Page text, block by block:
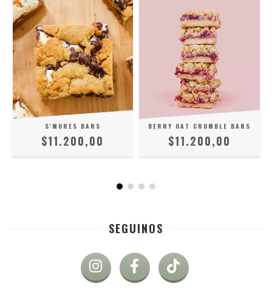
S'MORES BARS
$11.200,00
BERRY OAT CRUMBLE BARS
$11.200,00
SEGUINOS